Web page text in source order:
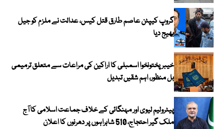
گروپ کیپٹن عاصم طارق قتل کیس، عدالت نے ملزم کو جیل
بھیج دیا
خیبرپختونخوا اسمبلی کا اراکین کی مراعات سے متعلق ترمیمی
بل منظور، اہم شقیں تبدیل
پیٹرولیم لیوی اور مہنگائی کے خلاف جماعت اسلامی کا آج
ملک گیر احتجاج، 510 شاہراہوں پر دھرنوں کا اعلان